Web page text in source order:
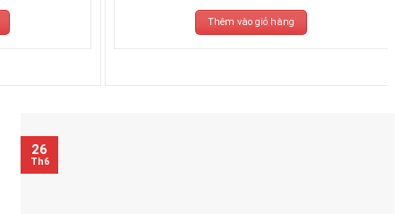
Thêm vào giỏ hàng
26
Th6